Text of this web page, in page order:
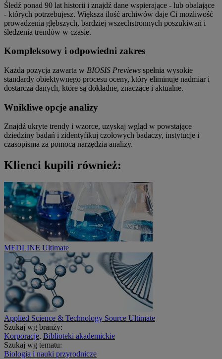
Śledź ponad 90 lat historii i znajdź dane wspierające - lub obalające
- których potrzebujesz. Większa ilość archiwów daje Ci możliwość
prowadzenia głębszych, bardziej wszechstronnych poszukiwań i
śledzenia trendów w czasie.
Kompleksowy i odpowiedni zakres
Każda pozycja zawarta w BIOSIS Previews spełnia wysokie
standardy obiektywnego procesu oceny, który eliminuje nadmiar i
dostarcza danych, które są dokładne, znaczące i aktualne.
Wnikliwe opcje analizy
Znajdź ukryte trendy i wzorce, uzyskaj wgląd w powstające
dziedziny badań i zidentyfikuj czołowych badaczy, instytucje i
czasopisma za pomocą narzędzia analizy.
Klienci kupili również:
MEDLINE Ultimate
Applied Science & Technology Source Ultimate
Szukaj wg branży:
Korporacje, Biblioteki akademickie
Szukaj wg tematu:
Biologia i nauki przyrodnicze